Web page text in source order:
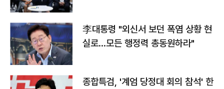
李대통령 "외신서 보던 폭염 상황 현
실로…모든 행정력 총동원하라"
종합특검, '계엄 당정대 회의 참석' 한